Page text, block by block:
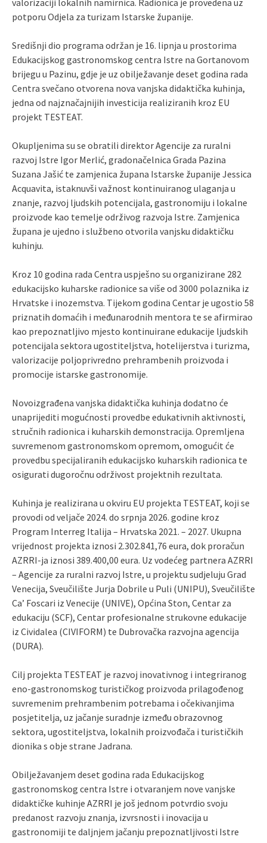
potporu Odjela za turizam Istarske županije.
Središnji dio programa održan je 16. lipnja u prostorima
Edukacijskog gastronomskog centra Istre na Gortanovom
brijegu u Pazinu, gdje je uz obilježavanje deset godina rada
Centra svečano otvorena nova vanjska didaktička kuhinja,
jedna od najznačajnijih investicija realiziranih kroz EU
projekt TESTEAT.
Okupljenima su se obratili direktor Agencije za ruralni
razvoj Istre Igor Merlić, gradonačelnica Grada Pazina
Suzana Jašić te zamjenica župana Istarske županije Jessica
Acquavita, istaknuvši važnost kontinuiranog ulaganja u
znanje, razvoj ljudskih potencijala, gastronomiju i lokalne
proizvode kao temelje održivog razvoja Istre. Zamjenica
župana je ujedno i službeno otvorila vanjsku didaktičku
kuhinju.
Kroz 10 godina rada Centra uspješno su organizirane 282
edukacijsko kuharske radionice sa više od 3000 polaznika iz
Hrvatske i inozemstva. Tijekom godina Centar je ugostio 58
priznatih domaćih i međunarodnih mentora te se afirmirao
kao prepoznatljivo mjesto kontinuirane edukacije ljudskih
potencijala sektora ugostiteljstva, hotelijerstva i turizma,
valorizacije poljoprivredno prehrambenih proizvoda i
promocije istarske gastronomije.
Novoizgrađena vanjska didaktička kuhinja dodatno će
unaprijediti mogućnosti provedbe edukativnih aktivnosti,
stručnih radionica i kuharskih demonstracija. Opremljena
suvremenom gastronomskom opremom, omogućit će
provedbu specijaliranih edukacijsko kuharskih radionica te
osigurati dugoročnu održivost projektnih rezultata.
Kuhinja je realizirana u okviru EU projekta TESTEAT, koji se
provodi od veljače 2024. do srpnja 2026. godine kroz
Program Interreg Italija – Hrvatska 2021. – 2027. Ukupna
vrijednost projekta iznosi 2.302.841,76 eura, dok proračun
AZRRI-ja iznosi 389.400,00 eura. Uz vodećeg partnera AZRRI
– Agencije za ruralni razvoj Istre, u projektu sudjeluju Grad
Venecija, Sveučilište Jurja Dobrile u Puli (UNIPU), Sveučilište
Ca’ Foscari iz Venecije (UNIVE), Općina Ston, Centar za
edukaciju (SCF), Centar profesionalne strukovne edukacije
iz Cividalea (CIVIFORM) te Dubrovačka razvojna agencija
(DURA).
Cilj projekta TESTEAT je razvoj inovativnog i integriranog
eno-gastronomskog turističkog proizvoda prilagođenog
suvremenim prehrambenim potrebama i očekivanjima
posjetitelja, uz jačanje suradnje između obrazovnog
sektora, ugostiteljstva, lokalnih proizvođača i turističkih
dionika s obje strane Jadrana.
Obilježavanjem deset godina rada Edukacijskog
gastronomskog centra Istre i otvaranjem nove vanjske
didaktičke kuhinje AZRRI je još jednom potvrdio svoju
predanost razvoju znanja, izvrsnosti i inovacija u
gastronomiji te daljnjem jačanju prepoznatljivosti Istre